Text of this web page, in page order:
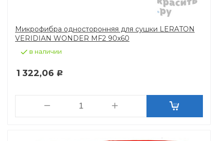
Микрофибра односторонняя для сушки LERATON
VERIDIAN WONDER MF2 90x60
в наличии
1 322,06 Р